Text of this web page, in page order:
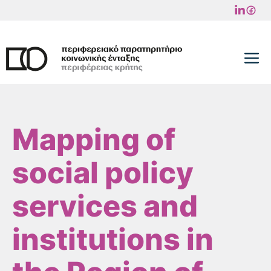
content
Mapping of
social policy
services and
institutions in